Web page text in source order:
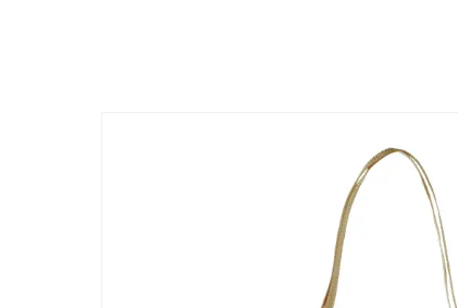
経営方針
2026.07.21
「ワンキャリア 就活クチコミアワード
アイグッズが登壇しました